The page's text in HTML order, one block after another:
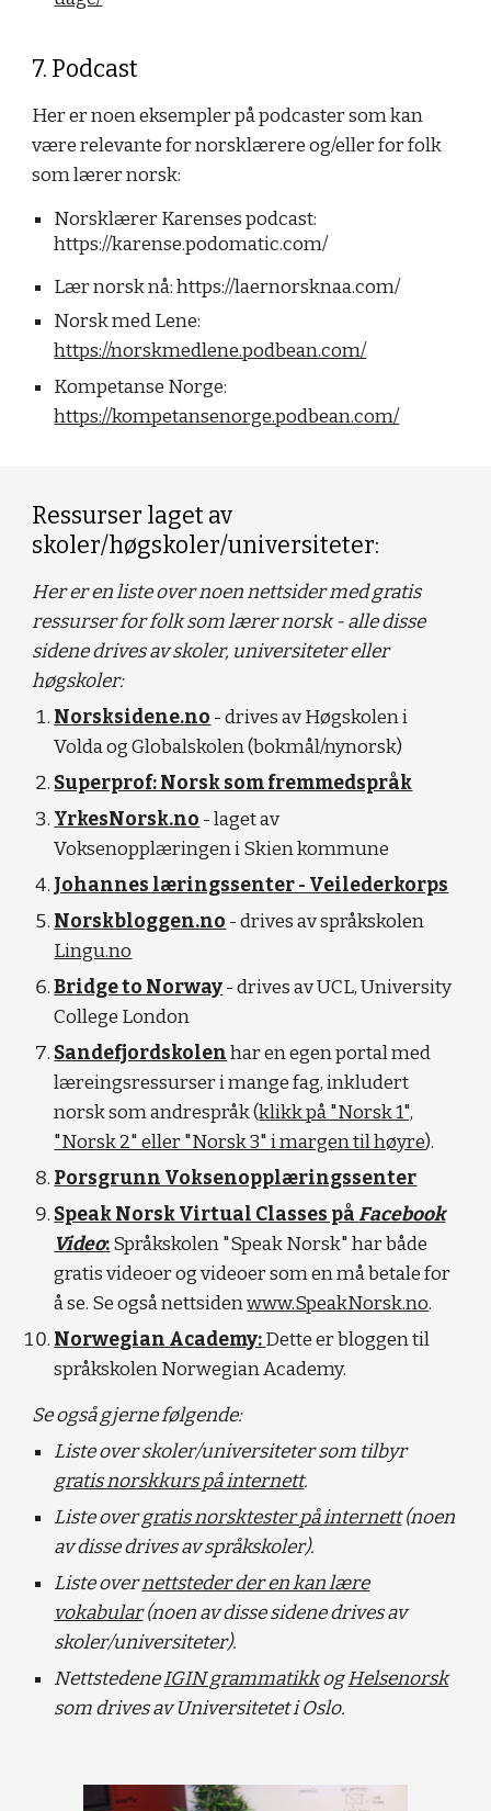
7. Podcast
Her er noen eksempler på podcaster som kan
være relevante for norsklærere og/eller for folk
som lærer norsk:
Norsklærer Karenses podcast:
https://karense.podomatic.com/
Lær norsk nå: https://laernorsknaa.com/
Norsk med Lene:
https://norskmedlene.podbean.com/
Kompetanse Norge:
https://kompetansenorge.podbean.com/
Ressurser laget av
skoler/høgskoler/universiteter:
Her er en liste over noen nettsider med gratis
ressurser for folk som lærer norsk - alle disse
sidene drives av skoler, universiteter eller
høgskoler:
Norsksidene.no - drives av Høgskolen i
Volda og Globalskolen (bokmål/nynorsk)
Superprof: Norsk som fremmedspråk
YrkesNorsk.no - laget av
Voksenopplæringen i Skien kommune
Johannes læringssenter - Veilederkorps
Norskbloggen.no - drives av språkskolen
Lingu.no
Bridge to Norway- drives av UCL, University
College London
Sandefjordskolenhar en egen portal med
læreingsressurser i mange fag, inkludert
norsk som andrespråk (klikk på "Norsk 1",
"Norsk 2" eller "Norsk 3" i margen til høyre).
Porsgrunn Voksenopplæringssenter
Speak Norsk Virtual Classes påFacebook
Video:Språkskolen "Speak Norsk" har både
gratis videoer og videoer som en må betale for
å se. Se også nettsidenwww.SpeakNorsk.no.
Norwegian Academy:Dette er bloggen til
språkskolen Norwegian Academy.
Se også gjerne følgende:
Liste over skoler/universiteter som tilbyr
gratis norskkurs på internett.
Liste overgratis norsktester på internett(noen
av disse drives av språkskoler).
Liste overnettsteder der en kan lære
vokabular(noen av disse sidene drives av
skoler/universiteter).
NettstedeneIGIN grammatikkogHelsenorsk
som drives av Universitetet i Oslo.